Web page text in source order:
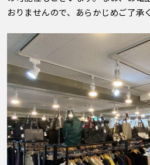
おりませんので、あらかじめご了承